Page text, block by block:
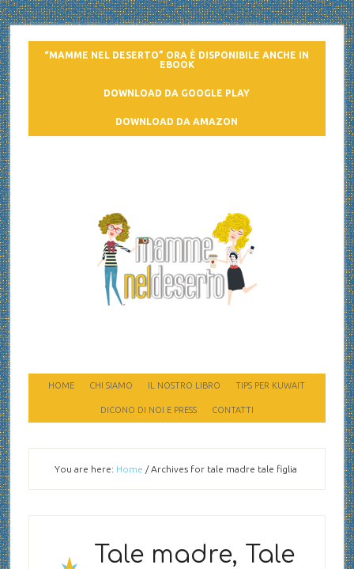
“MAMME NEL DESERTO” ORA È DISPONIBILE ANCHE IN
EBOOK
DOWNLOAD DA GOOGLE PLAY
DOWNLOAD DA AMAZON
HOME CHI SIAMO IL NOSTRO LIBRO TIPS PER KUWAIT
DICONO DI NOI E PRESS CONTATTI
You are here: Home /Archives for tale madre tale figlia
Tale madre, Tale